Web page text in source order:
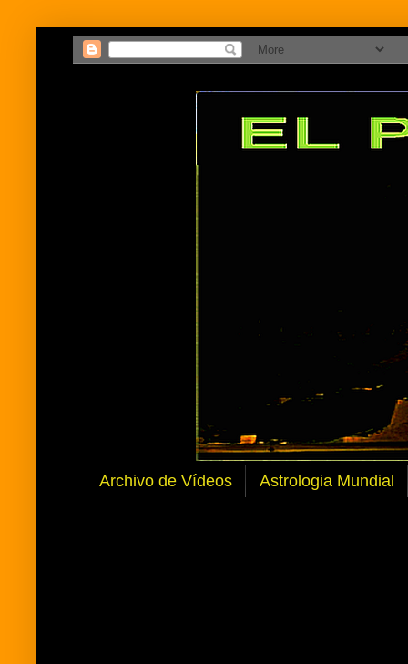
Archivo de Vídeos Astrologia Mundial